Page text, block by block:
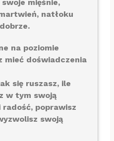
mięśnie,
natłoku
na poziomie
mieć doświadczenia
się ruszasz, ile
w tym swoją
poprawisz
swoją